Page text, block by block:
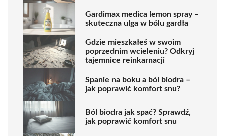
Gardimax medica lemon spray –
skuteczna ulga w bólu gardła
Gdzie mieszkałeś w swoim
poprzednim wcieleniu? Odkryj
tajemnice reinkarnacji
Spanie na boku a ból biodra –
jak poprawić komfort snu?
Ból biodra jak spać? Sprawdź,
jak poprawić komfort snu